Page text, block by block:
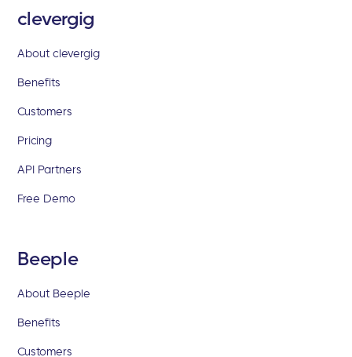
clevergig
About clevergig
Benefits
Customers
Pricing
API Partners
Free Demo
Beeple
About Beeple
Benefits
Customers